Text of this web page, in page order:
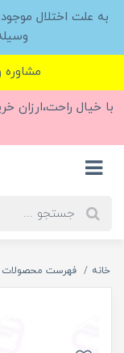
به علت اختلال
مشاوره و
با خیال راحت،ارزان
خانه فهرست محصولات